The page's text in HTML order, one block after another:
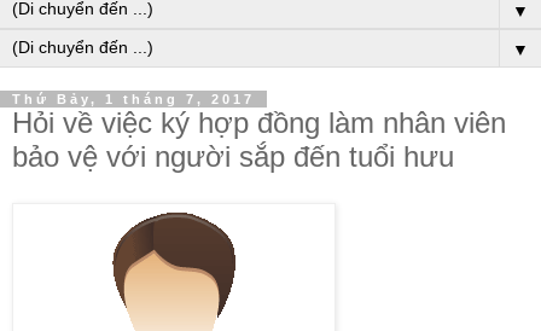
▼
▼
Thứ Bảy, 1 tháng 7, 2017
Hỏi về việc ký hợp đồng làm nhân viên
bảo vệ với người sắp đến tuổi hưu